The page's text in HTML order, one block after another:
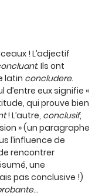
! L’adjectif
. Ils ont
latin concludere.
d’entre eux signifie «
qui prouve bien
! L’autre, conclusif,
» (un paragraphe
l’influence de
rencontrer
une
pas conclusive !)
…